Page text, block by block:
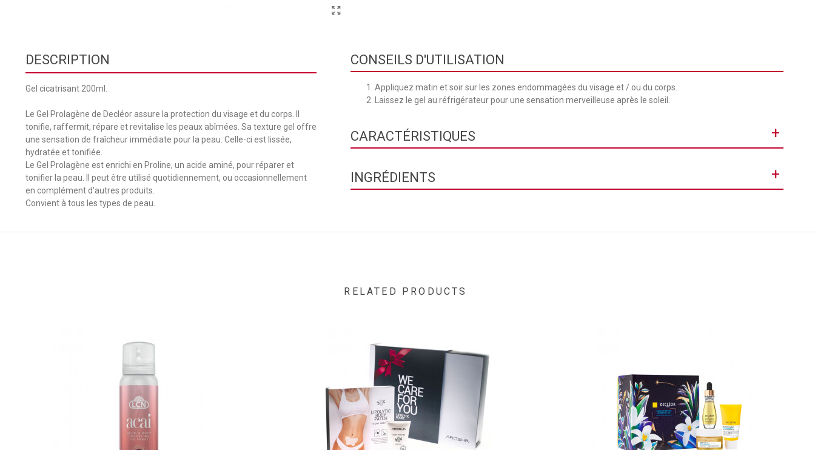
DESCRIPTION
Gel cicatrisant 200ml.
Le Gel Prolagène de Decléor assure la protection du visage et du corps. Il
tonifie, raffermit, répare et revitalise les peaux abîmées. Sa texture gel offre
une sensation de fraîcheur immédiate pour la peau. Celle-ci est lissée,
hydratée et tonifiée.
Le Gel Prolagène est enrichi en Proline, un acide aminé, pour réparer et
tonifier la peau. Il peut être utilisé quotidiennement, ou occasionnellement
en complément d'autres produits.
Convient à tous les types de peau.
CONSEILS D'UTILISATION
Appliquez matin et soir sur les zones endommagées du visage et / ou du corps.
Laissez le gel au réfrigérateur pour une sensation merveilleuse après le soleil.
CARACTÉRISTIQUES +
Texture
INGRÉDIENTS +
BUTYLPARABEN ● PROPYLPARABEN ● CI 42090 / BLUE 1 ● PARFUM / FRAGRANCE.
RELATED PRODUCTS